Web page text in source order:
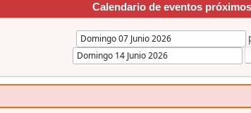
Calendario de eventos próximos